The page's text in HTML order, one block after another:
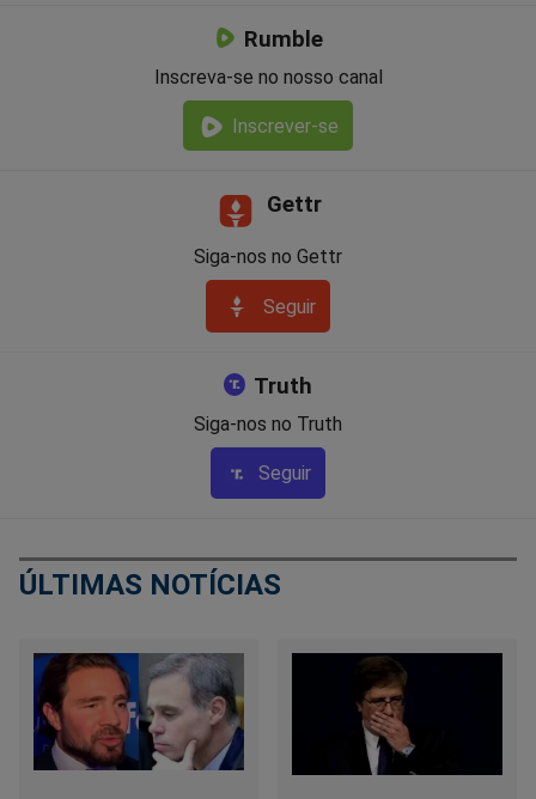
Rumble
Inscreva-se no nosso canal
Inscrever-se
Gettr
Siga-nos no Gettr
Seguir
Truth
Siga-nos no Truth
Seguir
ÚLTIMAS NOTÍCIAS